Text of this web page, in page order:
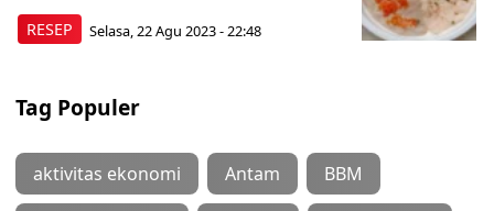
RESEP Selasa, 22 Agu 2023 - 22:48
Tag Populer
aktivitas ekonomi Antam BBM